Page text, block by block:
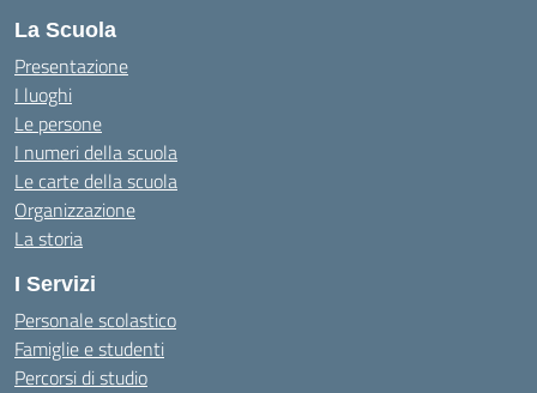
La Scuola
Presentazione
I luoghi
Le persone
I numeri della scuola
Le carte della scuola
Organizzazione
La storia
I Servizi
Personale scolastico
Famiglie e studenti
Percorsi di studio